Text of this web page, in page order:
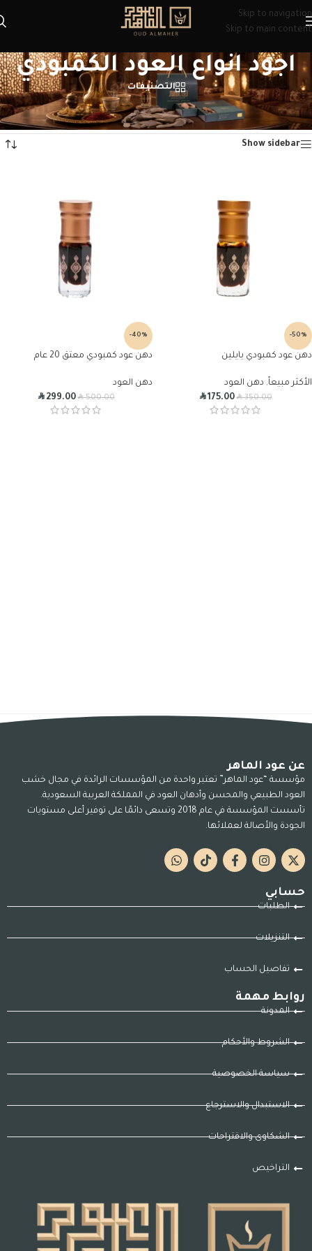
Skip to navigation
Skip to main content
اجود انواع العود الكمبودي
التصنيفات
الرئيسية/منتجات تحت الوسم “اجود انواع العود الكمبودي”
عرض ⁦2⁩ من كل النتائج
Show sidebar
-50%
دهن عود كمبودي بايلين
الأكثر مبيعاً, دهن العود
R350.00
R175.00
-40%
دهن عود كمبودي معتق 20 عام
دهن العود
R500.00
R299.00
عن عود الماهر
مؤسسة “عود الماهر” تعتبر واحدة من المؤسسات الرائدة في مجال خشب
العود الطبيعي والمحسن وأدهان العود في المملكة العربية السعودية.
تأسست المؤسسة في عام 2018 وتسعى دائمًا على توفير أعلى مستويات
الجودة والأصالة لعملائها.
حسابي
الطلبات
التنزيلات
تفاصيل الحساب
روابط مهمة
المدونة
الشروط والأحكام
سياسة الخصوصية
الاستبدال والاسترجاع
الشكاوى والاقتراحات
التراخيص